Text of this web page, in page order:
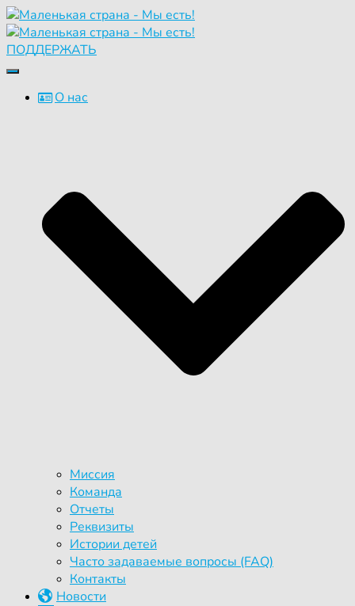
ПОДДЕРЖАТЬ
Переключить
навигациюО нас
Миссия
Команда
Отчеты
Реквизиты
Истории детей
Часто задаваемые вопросы (FAQ)
Контакты
Новости